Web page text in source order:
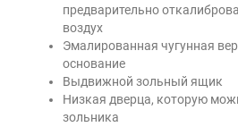
предварительно
воздух
Эмалированная чугунная
основание
Выдвижной зольный ящик
Низкая дверца, которую
зольника